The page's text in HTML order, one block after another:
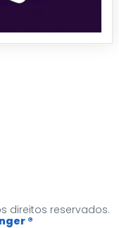
direitos reservados.
®